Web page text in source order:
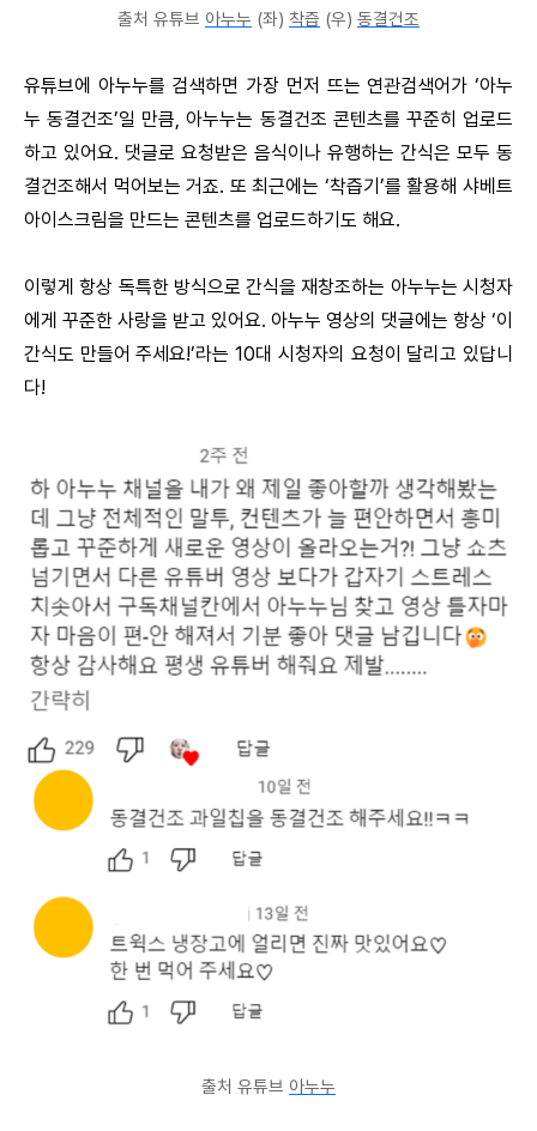
출처 유튜브 아누누 (좌) 착즙 (우) 동결건조
유튜브에 아누누를 검색하면 가장 먼저 뜨는 연관검색어가 ‘아누
누 동결건조’일 만큼, 아누누는 동결건조 콘텐츠를 꾸준히 업로드
하고 있어요. 댓글로 요청받은 음식이나 유행하는 간식은 모두 동
결건조해서 먹어보는 거죠. 또 최근에는 ‘착즙기’를 활용해 샤베트
아이스크림을 만드는 콘텐츠를 업로드하기도 해요.
이렇게 항상 독특한 방식으로 간식을 재창조하는 아누누는 시청자
에게 꾸준한 사랑을 받고 있어요. 아누누 영상의 댓글에는 항상 ‘이
간식도 만들어 주세요!’라는 10대 시청자의 요청이 달리고 있답니
다!
출처 유튜브 아누누